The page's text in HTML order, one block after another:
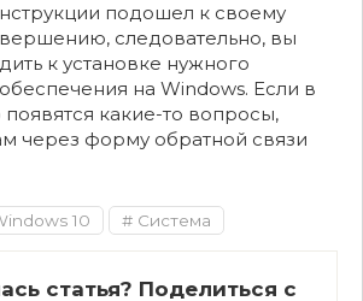
подошел к своему
следовательно, вы
к установке нужного
на Windows. Если в
какие-то вопросы,
через форму обратной связи
10 Система
статья? Поделиться с